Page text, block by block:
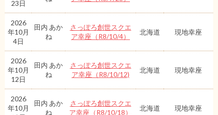
23日
2026
年10月
4日
田内 あか
ね
さっぽろ創世スクエ
ア幸座（R8/10/4）
北海道 現地幸座
2026
年10月
12日
田内 あか
ね
さっぽろ創世スクエ
ア幸座（R8/10/12)
北海道 現地幸座
2026
年10月
田内 あか
ね
さっぽろ創世スクエ
ア幸座（R8/10/18）
北海道 現地幸座